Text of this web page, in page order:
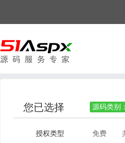
您已选择 源码类别
授权类型 免费